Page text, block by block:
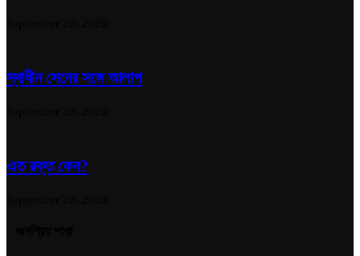
স্বাধীন সেনের সঙ্গে আলাপ
এত রক্ত কেন?